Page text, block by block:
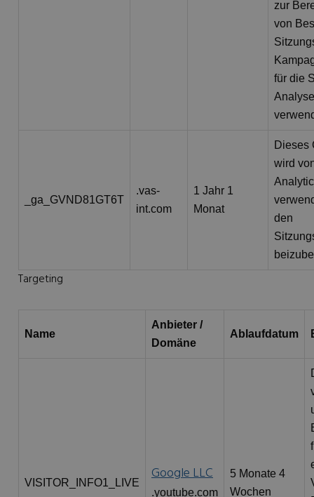
zur
von
für die
_ga_GVND81GT6T
.vas-
int.com
1 Jahr 1
Monat
Dieses
wird
den
Targeting
Name
Anbieter /
Domäne
Ablaufdatum
VISITOR_INFO1_LIVE Google LLC
.youtube.com
5 Monate 4
Wochen